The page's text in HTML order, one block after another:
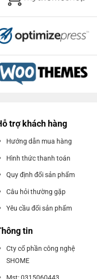
trợ khách hàng
Hướng dẫn mua hàng
Hình thức thanh toán
Quy định đổi sản phẩm
Câu hỏi thường gặp
Yêu cầu đổi sản phẩm
tin
Cty cổ phần công nghệ
SHOME